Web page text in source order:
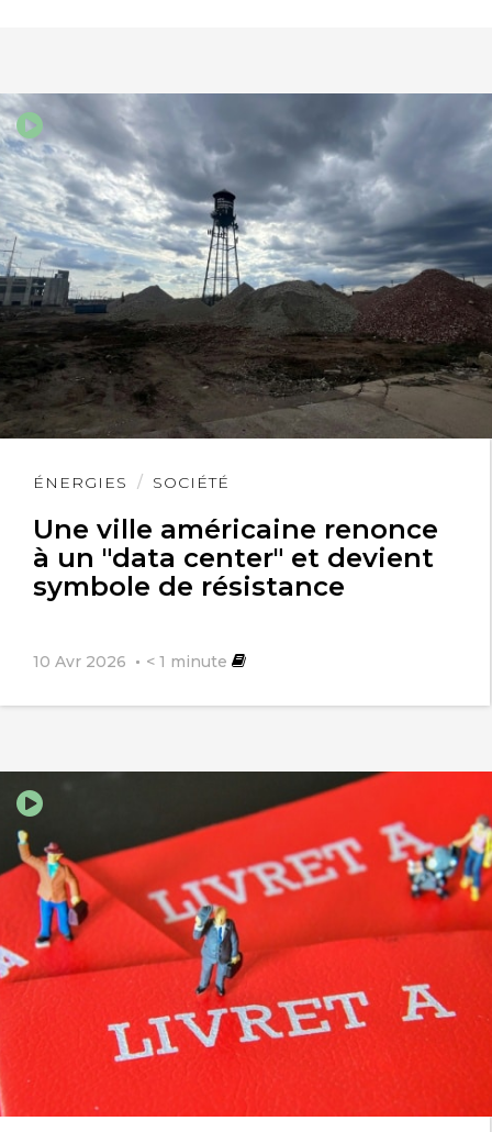
ÉNERGIES SOCIÉTÉ
Une ville américaine renonce
à un "data center" et devient
symbole de résistance
10 Avr 2026 < 1 minute
Lire